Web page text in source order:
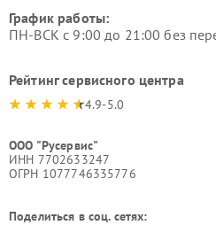
График работы:
ПН-ВСК с 9:00 до 21:00 без
Рейтинг сервисного центра
4.9-5.0
ООО "Русервис"
ИНН 7702633247
ОГРН 1077746335776
Поделиться в соц. сетях: